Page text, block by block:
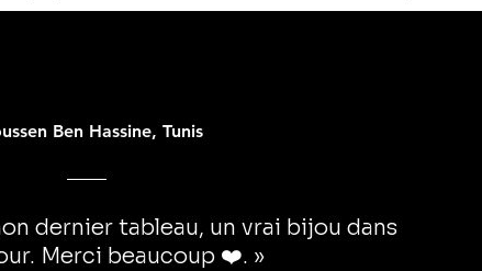
Ben Hassine, Tunis
dernier tableau, un vrai bijou dans
Merci beaucoup ❤️. »